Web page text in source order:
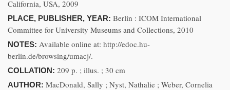
California, USA, 2009
PLACE, PUBLISHER, YEAR: Berlin : ICOM International
Committee for University Museums and Collections, 2010
NOTES: Available online at: http://edoc.hu-
berlin.de/browsing/umacj/.
COLLATION: 209 p. ; illus. ; 30 cm
AUTHOR: MacDonald, Sally ; Nyst, Nathalie ; Weber, Cornelia